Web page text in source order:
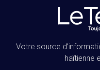
Votre source
haïtienne